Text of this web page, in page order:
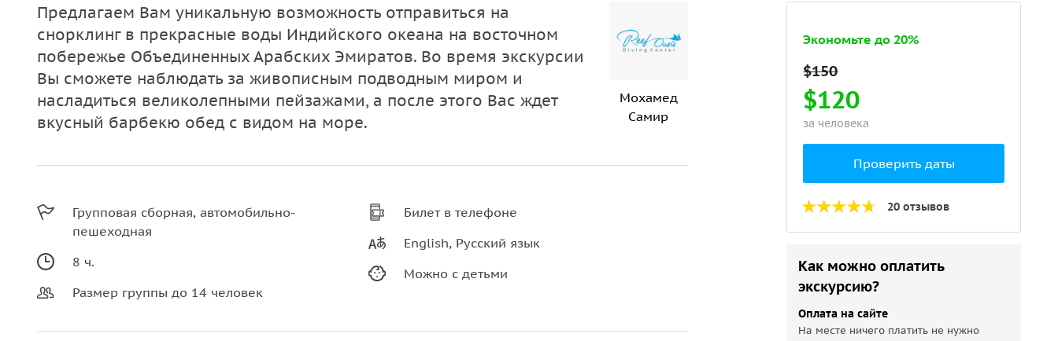
Предлагаем Вам уникальную возможность отправиться на
снорклинг в прекрасные воды Индийского океана на восточном
побережье Объединенных Арабских Эмиратов. Во время экскурсии
Вы сможете наблюдать за живописным подводным миром и
насладиться великолепными пейзажами, а после этого Вас ждет
вкусный барбекю обед с видом на море.
Мохамед
Самир
Групповая сборная, автомобильно-
пешеходная
8 ч.
Размер группы до 14 человек
Билет в телефоне
English, Русский язык
Можно с детьми
Экономьте до 20%
$120
за человека
Проверить даты
20 отзывов
Как можно оплатить
экскурсию?
Оплата на сайте
На месте ничего платить не нужно